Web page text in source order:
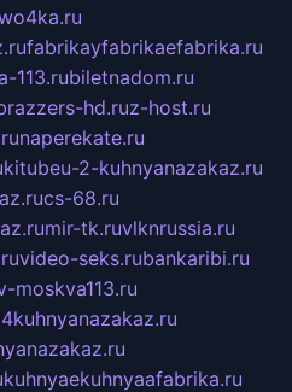
fabrikayfabrikaefabrika.ru
113.rubiletnadom.ru
hd.ruz-host.ru
naperekate.ru
kitubeu-2-kuhnyanazakaz.ru
cs-68.ru
mir-tk.ruvlknrussia.ru
video-seks.rubankaribi.ru
moskva113.ru
kuhnyaekuhnyaafabrika.ru